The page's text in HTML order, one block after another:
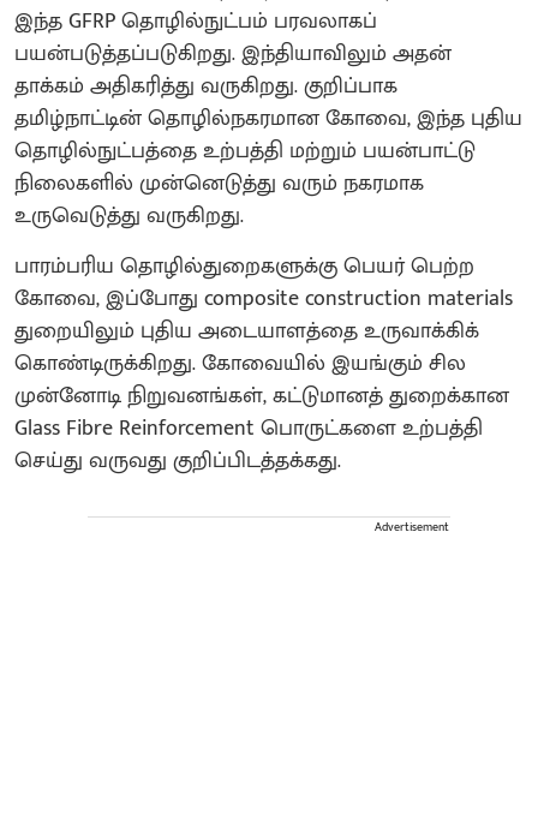
இந்த GFRP தொழில்நுட்பம் பரவலாகப்
பயன்படுத்தப்படுகிறது. இந்தியாவிலும் அதன்
தாக்கம் அதிகரித்து வருகிறது. குறிப்பாக
தமிழ்நாட்டின் தொழில்நகரமான கோவை, இந்த புதிய
தொழில்நுட்பத்தை உற்பத்தி மற்றும் பயன்பாட்டு
நிலைகளில் முன்னெடுத்து வரும் நகரமாக
உருவெடுத்து வருகிறது.
பாரம்பரிய தொழில்துறைகளுக்கு பெயர் பெற்ற
கோவை, இப்போது composite construction materials
துறையிலும் புதிய அடையாளத்தை உருவாக்கிக்
கொண்டிருக்கிறது. கோவையில் இயங்கும் சில
முன்னோடி நிறுவனங்கள், கட்டுமானத் துறைக்கான
Glass Fibre Reinforcement பொருட்களை உற்பத்தி
செய்து வருவது குறிப்பிடத்தக்கது.
Advertisement